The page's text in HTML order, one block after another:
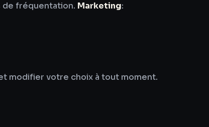
de fréquentation. Marketing:
modifier votre choix à tout moment.